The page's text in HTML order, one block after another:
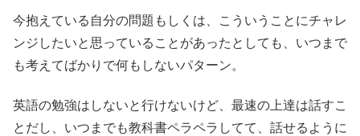
今抱えている自分の問題もしくは、こういうことにチャレ
ンジしたいと思っていることがあったとしても、いつまで
も考えてばかりで何もしないパターン。
英語の勉強はしないと行けないけど、最速の上達は話すこ
とだし、いつまでも教科書ペラペラしてて、話せるように